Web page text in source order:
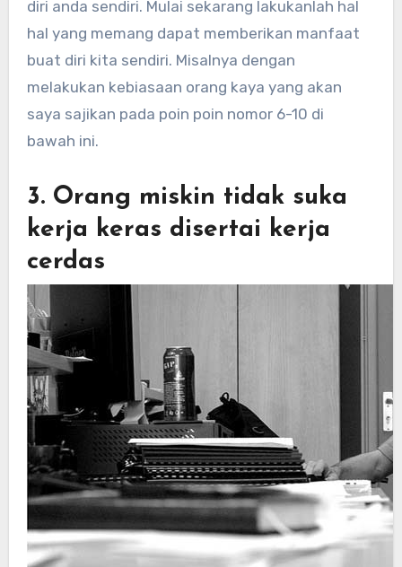
diri anda sendiri. Mulai sekarang lakukanlah hal
hal yang memang dapat memberikan manfaat
buat diri kita sendiri. Misalnya dengan
melakukan kebiasaan orang kaya yang akan
saya sajikan pada poin poin nomor 6-10 di
bawah ini.
3. Orang miskin tidak suka
kerja keras disertai kerja
cerdas